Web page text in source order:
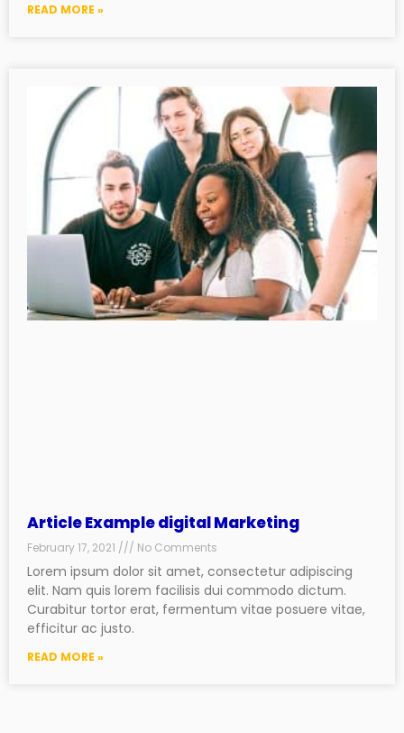
READ MORE »
Article Example digital Marketing
February 17, 2021 No Comments
Lorem ipsum dolor sit amet, consectetur adipiscing
elit. Nam quis lorem facilisis dui commodo dictum.
Curabitur tortor erat, fermentum vitae posuere vitae,
efficitur ac justo.
READ MORE »